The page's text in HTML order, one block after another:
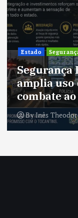
Cultura
Cultura do
tradições
um estado
ByInês